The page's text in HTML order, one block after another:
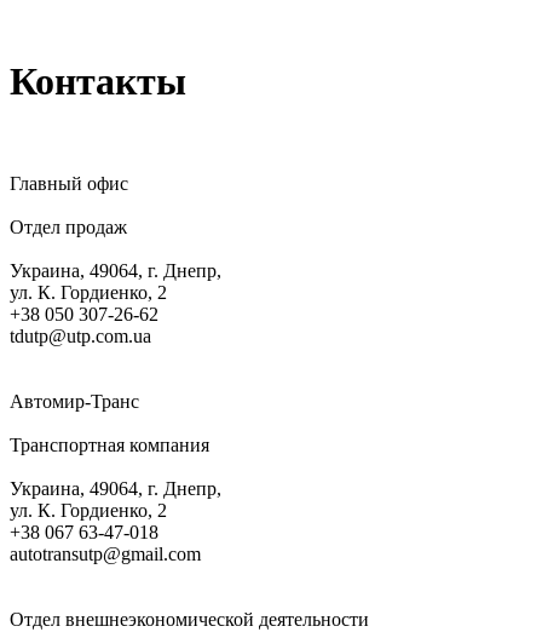
Контакты
Главный офис
Отдел продаж
Украина, 49064, г. Днепр,
ул. К. Гордиенко, 2
+38 050 307-26-62
tdutp@utp.com.ua
Автомир-Транс
Транспортная компания
Украина, 49064, г. Днепр,
ул. К. Гордиенко, 2
+38 067 63-47-018
autotransutp@gmail.com
Отдел внешнеэкономической деятельности